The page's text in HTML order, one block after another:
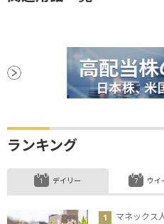
ランキング
デイリー
マネックス
ウイ